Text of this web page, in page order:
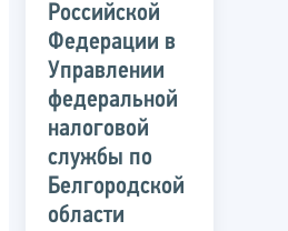
Российской
Федерации в
Управлении
федеральной
налоговой
службы по
Белгородской
области